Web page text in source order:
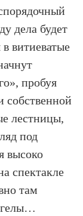
дела будет
в витиеватые
пробуя
лестницы,
под
высоко
спектакле
там